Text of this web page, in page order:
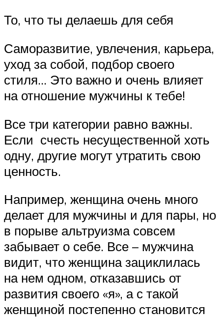
То, что ты делаешь для себя
Саморазвитие, увлечения, карьера,
уход за собой, подбор своего
стиля… Это важно и очень влияет
на отношение мужчины к тебе!
Все три категории равно важны.
Если счесть несущественной хоть
одну, другие могут утратить свою
ценность.
Например, женщина очень много
делает для мужчины и для пары, но
в порыве альтруизма совсем
забывает о себе. Все – мужчина
видит, что женщина зациклилась
на нем одном, отказавшись от
развития своего «я», а с такой
женщиной постепенно становится